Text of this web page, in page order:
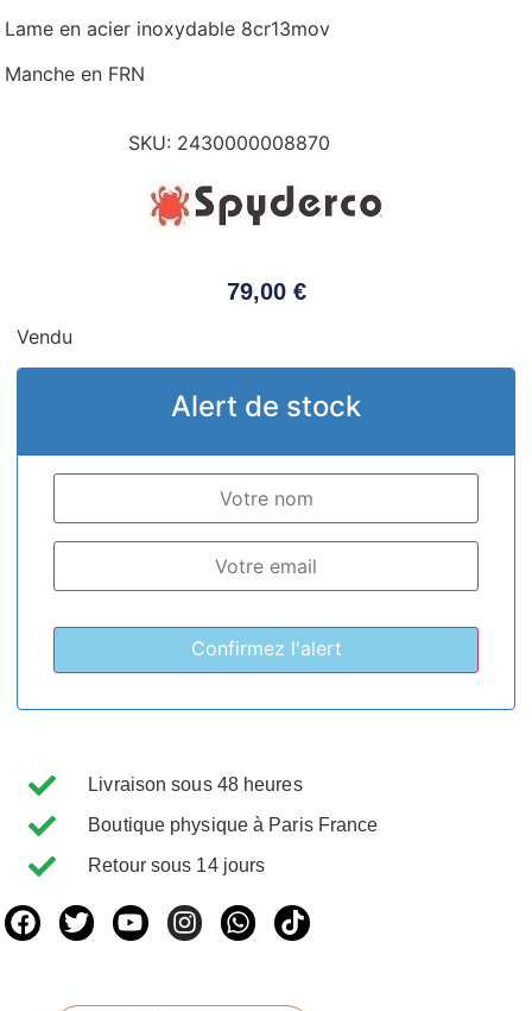
Lame en acier inoxydable 8cr13mov
Manche en FRN
SKU: 2430000008870
79,00 €
Vendu
Alert de stock
Livraison sous 48 heures
Boutique physique à Paris France
Retour sous 14 jours